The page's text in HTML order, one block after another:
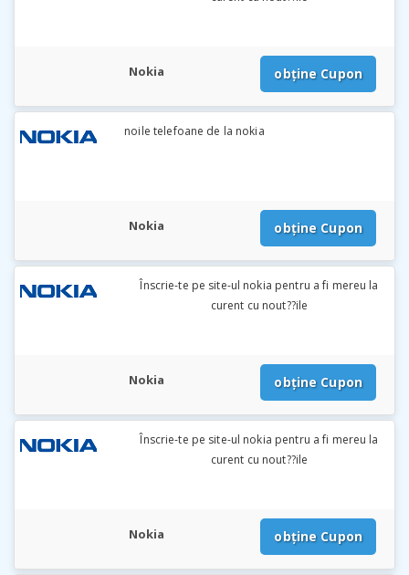
Nokia obține Cupon
noile telefoane de la nokia
Nokia obține Cupon
Înscrie-te pe site-ul nokia pentru a fi mereu la
curent cu nout??ile
Nokia obține Cupon
Înscrie-te pe site-ul nokia pentru a fi mereu la
curent cu nout??ile
Nokia obține Cupon